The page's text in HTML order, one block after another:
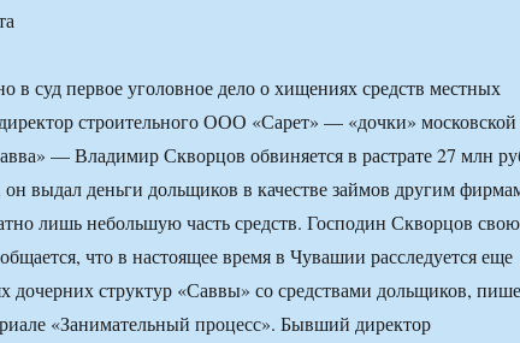
в суд первое уголовное дело о хищениях средств местных
строительного ООО «Сарет» — «дочки» московской
— Владимир Скворцов обвиняется в растрате 27 млн
выдал деньги дольщиков в качестве займов другим
лишь небольшую часть средств. Господин Скворцов свою
что в настоящее время в Чувашии расследуется еще
дочерних структур «Саввы» со средствами дольщиков,
«Занимательный процесс». Бывший директор